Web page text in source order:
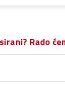
Rado